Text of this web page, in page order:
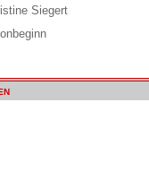
Siegert